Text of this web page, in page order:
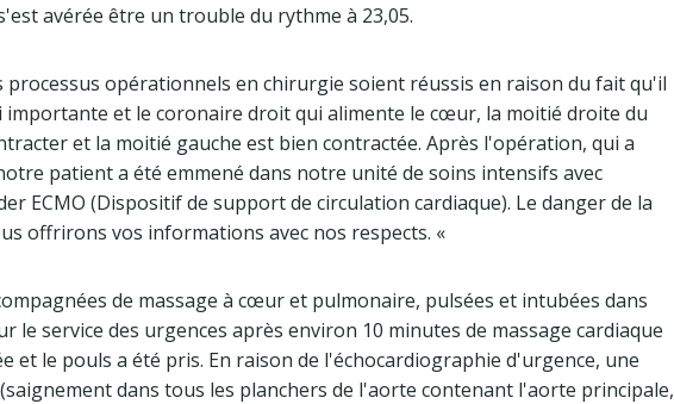
avérée être un trouble du rythme à 23,05.
processus opérationnels en chirurgie soient réussis en raison du fait qu'il
importante et le coronaire droit qui alimente le cœur, la moitié droite du
et la moitié gauche est bien contractée. Après l'opération, qui a
patient a été emmené dans notre unité de soins intensifs avec
ECMO (Dispositif de support de circulation cardiaque). Le danger de la
offrirons vos informations avec nos respects. «
de massage à cœur et pulmonaire, pulsées et intubées dans
le service des urgences après environ 10 minutes de massage cardiaque
et le pouls a été pris. En raison de l'échocardiographie d'urgence, une
dans tous les planchers de l'aorte contenant l'aorte principale,